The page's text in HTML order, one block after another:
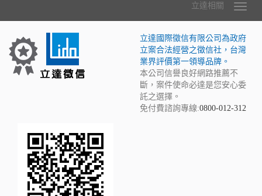
立達相關
立達國際徵信有限公司為政府
立案合法經營之徵信社，台灣
業界評價第一領導品牌。
本公司信譽良好網路推薦不
斷，案件使命必達是您安心委
託之選擇。
免付費諮詢專線:0800-012-312